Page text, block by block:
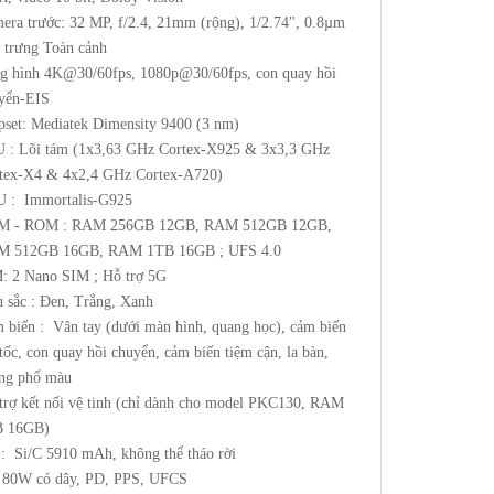
trước: 32 MP, f/2.4, 21mm (rộng), 1/2.74", 0.8µm
Toàn cảnh
hình 4K@30/60fps, 1080p@30/60fps, con quay hồi
EIS
Mediatek Dimensity 9400 (3 nm)
: Lõi tám (1x3,63 GHz Cortex-X925 & 3x3,3 GHz
X4 & 4x2,4 GHz Cortex-A720)
: Immortalis-G925
- ROM : RAM 256GB 12GB, RAM 512GB 12GB,
512GB 16GB, RAM 1TB 16GB ; UFS 4.0
2 Nano SIM ; Hỗ trợ 5G
sắc : Đen, Trắng, Xanh
biến : Vân tay (dưới màn hình, quang học), cảm biến
con quay hồi chuyển, cảm biến tiệm cận, la bàn,
phổ màu
kết nối vệ tinh (chỉ dành cho model PKC130, RAM
16GB)
Si/C 5910 mAh, không thể tháo rời
80W có dây, PD, PPS, UFCS